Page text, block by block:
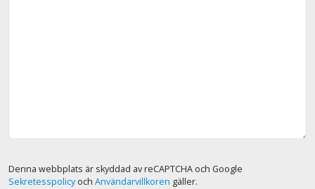
Denna webbplats är skyddad av reCAPTCHA och Google
Sekretesspolicyoch Användarvillkoren gäller.